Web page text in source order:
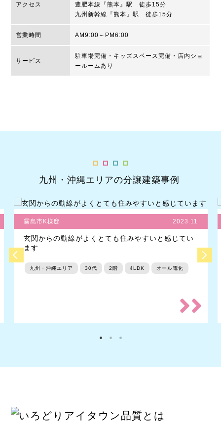
アクセス
豊肥本線『熊本』駅 徒歩15分
九州新幹線『熊本』駅 徒歩15分
営業時間 AM9:00～PM6:00
サービス
駐車場完備・キッズスペース完備・店内ショ
ールームあり
九州・沖縄エリアの分譲建築事例
霧島市K様邸 2023.11
玄関からの動線がよくとても住みやすいと感じてい
ます
九州・沖縄エリア 30代 2階 4LDK オール電化